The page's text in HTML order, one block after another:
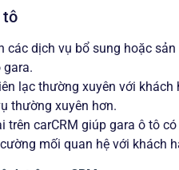
tô
các dịch vụ bổ sung hoặc
gara.
lạc thường xuyên với
thường xuyên hơn.
carCRM giúp gara ô tô
mối quan hệ với khách